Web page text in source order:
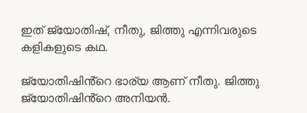
ഇത് ജ്യോതിഷ്, നീതു, ജിത്തു എന്നിവരുടെ
കളികളുടെ കഥ.
ജ്യോതിഷിൻ്റെ ഭാര്യ ആണ് നീതു. ജിത്തു
ജ്യോതിഷിൻ്റെ അനിയൻ.